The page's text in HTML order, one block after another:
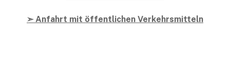
➣ Anfahrt mit öffentlichen Verkehrsmitteln